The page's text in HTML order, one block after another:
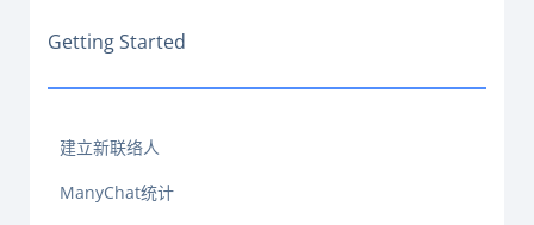
Getting Started
建立新联络人
ManyChat统计